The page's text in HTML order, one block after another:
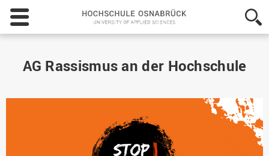
Hochschule
Osnabrück
-
Applied
AG Rassismus an der Hochschule